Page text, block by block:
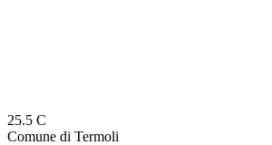
25.5 C
Comune di Termoli